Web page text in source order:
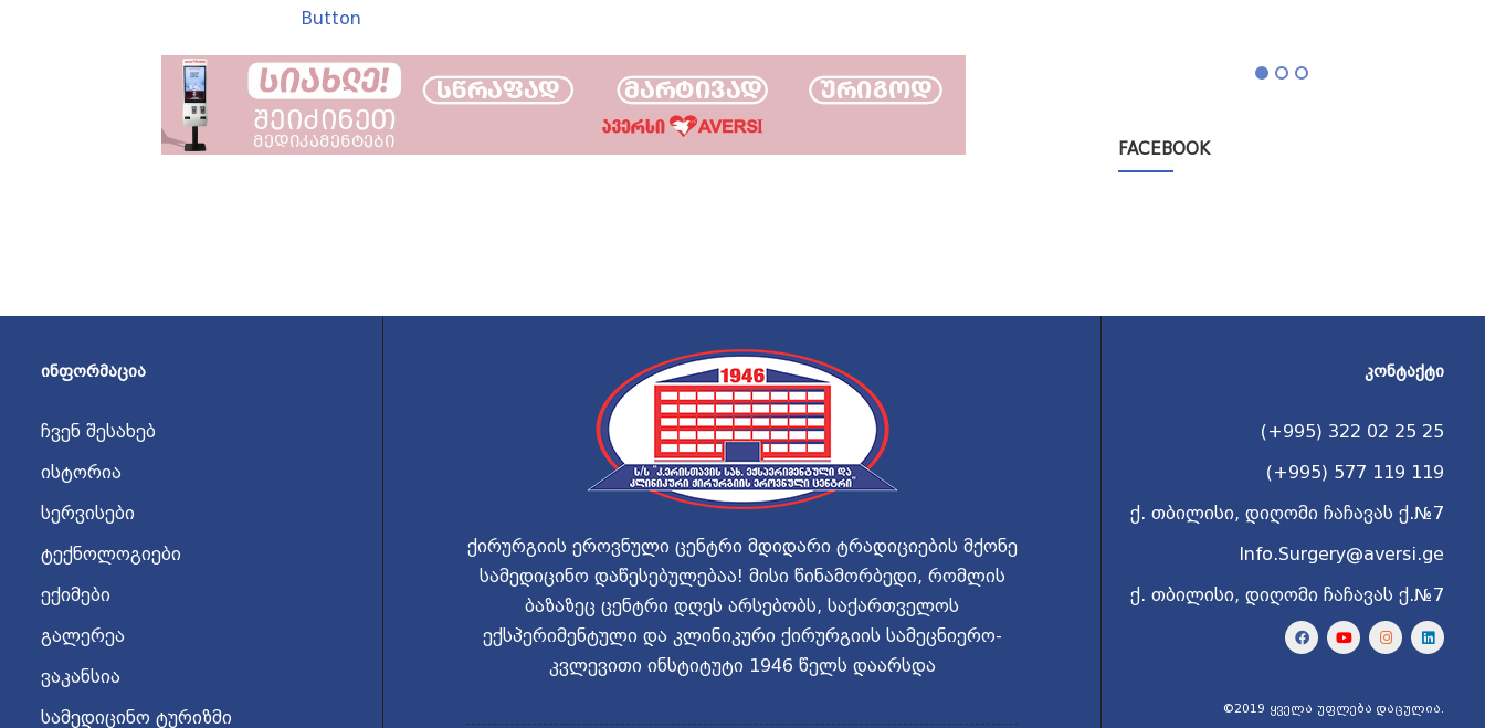
Button
FACEBOOK
ᲘᲜᲤᲝᲠᲛᲐᲪᲘᲐ
ჩვენ შესახებ
ისტორია
სერვისები
ტექნოლოგიები
ექიმები
გალერეა
ვაკანსია
სამედიცინო ტურიზმი
ქირურგიის ეროვნული ცენტრი მდიდარი ტრადიციების მქონე
სამედიცინო დაწესებულებაა! მისი წინამორბედი, რომლის
ბაზაზეც ცენტრი დღეს არსებობს, საქართველოს
ექსპერიმენტული და კლინიკური ქირურგიის სამეცნიერო-
კვლევითი ინსტიტუტი 1946 წელს დაარსდა
ᲙᲝᲜᲢᲐᲥᲢᲘ
(+995) 322 02 25 25
(+995) 577 119 119
ქ. თბილისი, დიღომი ჩაჩავას ქ.№7
Info.Surgery@aversi.ge
ქ. თბილისი, დიღომი ჩაჩავას ქ.№7
©2019 ყველა უფლება დაცულია.